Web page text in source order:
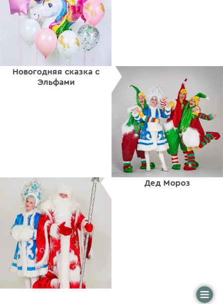
Новогодняя сказка с
Эльфами
Дед Мороз